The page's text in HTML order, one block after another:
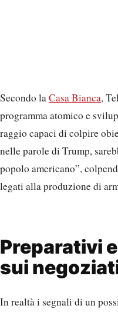
Secondo la Casa Bianca,
programma atomico e
raggio capaci di colpire
nelle parole di Trump,
popolo americano”,
legati alla produzione di
Preparativi
sui
In realtà i segnali di un